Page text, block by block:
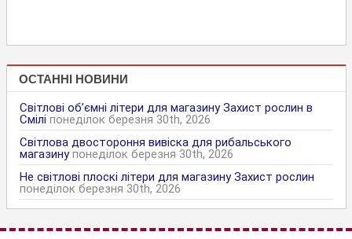
ОСТАННІ НОВИНИ
Світлові об’ємні літери для магазину Захист рослин в
Смілі понеділок березня 30th, 2026
Світлова двостороння вивіска для рибальського
магазину понеділок березня 30th, 2026
Не світлові плоскі літери для магазину Захист рослин
понеділок березня 30th, 2026